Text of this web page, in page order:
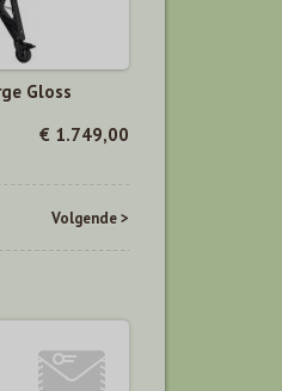
Gloss
€ 1.749,00
Volgende >